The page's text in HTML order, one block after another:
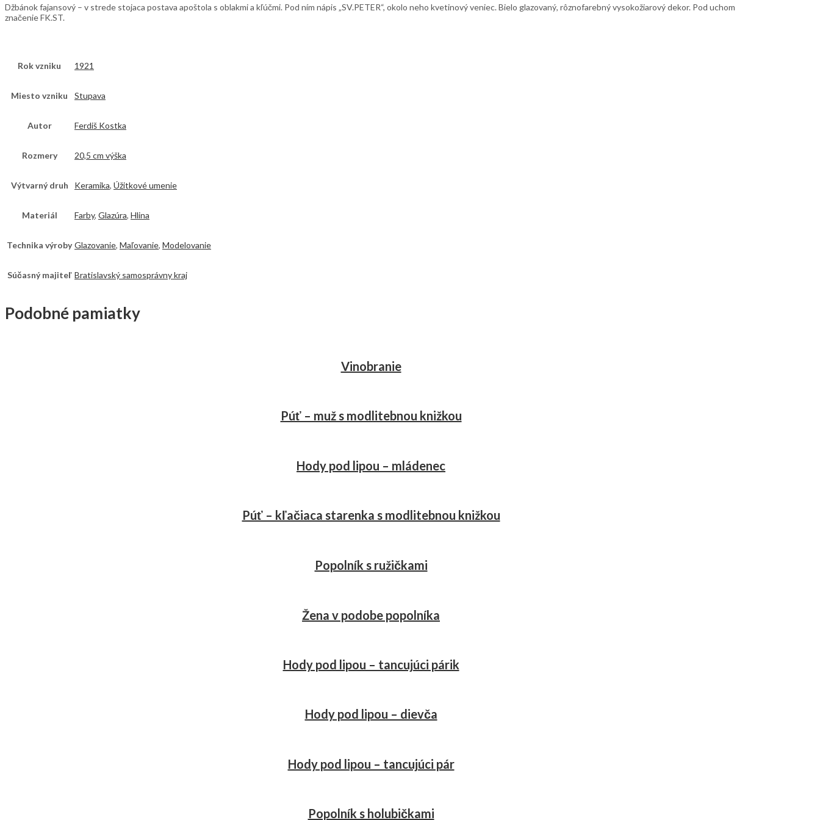
Džbánok fajansový – v strede stojaca postava apoštola s oblakmi a kľúčmi. Pod ním nápis „SV.PETER“, okolo neho kvetinový veniec. Bielo glazovaný, rôznofarebný vysokožiarový dekor. Pod uchom
značenie FK.ST.
Rok vzniku 1921
Miesto vzniku Stupava
Autor Ferdiš Kostka
Rozmery 20,5 cm výška
Výtvarný druh Keramika, Úžitkové umenie
Materiál Farby, Glazúra, Hlina
Technika výroby Glazovanie, Maľovanie, Modelovanie
Súčasný majiteľ Bratislavský samosprávny kraj
Podobné pamiatky
Vinobranie
Púť – muž s modlitebnou knižkou
Hody pod lipou – mládenec
Púť – kľačiaca starenka s modlitebnou knižkou
Popolník s ružičkami
Žena v podobe popolníka
Hody pod lipou – tancujúci párik
Hody pod lipou – dievča
Hody pod lipou – tancujúci pár
Popolník s holubičkami